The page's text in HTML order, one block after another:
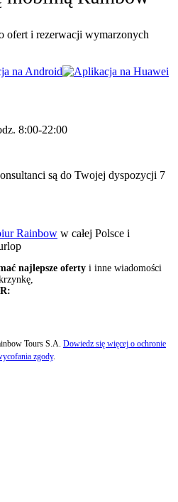
ofert i rezerwacji wymarzonych
8:00-22:00
są do Twojej dyspozycji 7
Rainbow w całej Polsce i
najlepsze oferty i inne wiadomości
Tours S.A. Dowiedz się więcej o ochronie
zgody.